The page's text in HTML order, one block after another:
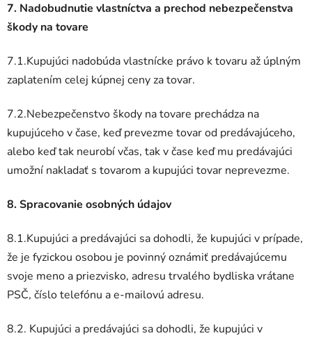
7. Nadobudnutie vlastníctva a prechod nebezpečenstva
škody na tovare
7.1.Kupujúci nadobúda vlastnícke právo k tovaru až úplným
zaplatením celej kúpnej ceny za tovar.
7.2.Nebezpečenstvo škody na tovare prechádza na
kupujúceho v čase, keď prevezme tovar od predávajúceho,
alebo keď tak neurobí včas, tak v čase keď mu predávajúci
umožní nakladať s tovarom a kupujúci tovar neprevezme.
8. Spracovanie osobných údajov
8.1.Kupujúci a predávajúci sa dohodli, že kupujúci v prípade,
že je fyzickou osobou je povinný oznámiť predávajúcemu
svoje meno a priezvisko, adresu trvalého bydliska vrátane
PSČ, číslo telefónu a e-mailovú adresu.
8.2. Kupujúci a predávajúci sa dohodli, že kupujúci v